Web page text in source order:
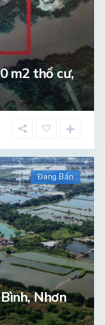
m2 thổ cư,
Đang Bán
Nhơn